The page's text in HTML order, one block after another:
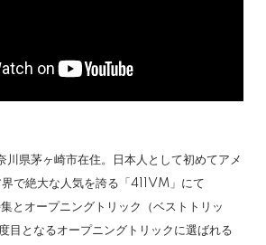
川県茅ヶ崎市在住。日本人として初めてアメ
で絶大な人気を誇る「411VM」にて
オープニングトリック（ベストトリッ
目となるオープニングトリックに選ばれる